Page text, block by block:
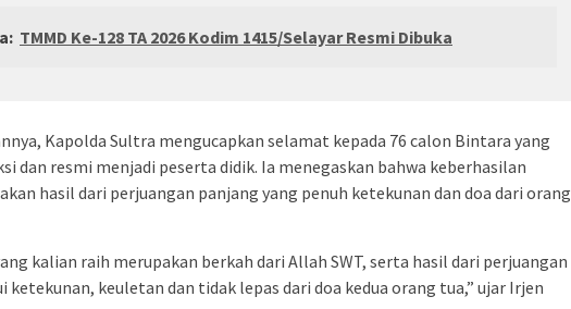
TMMD Ke-128 TA 2026 Kodim 1415/Selayar Resmi Dibuka
Kapolda Sultra mengucapkan selamat kepada 76 calon Bintara yang
dan resmi menjadi peserta didik. Ia menegaskan bahwa keberhasilan
hasil dari perjuangan panjang yang penuh ketekunan dan doa dari orang
kalian raih merupakan berkah dari Allah SWT, serta hasil dari perjuangan
ketekunan, keuletan dan tidak lepas dari doa kedua orang tua,” ujar Irjen